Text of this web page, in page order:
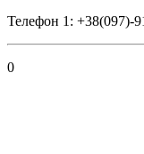
Телефон 1: +38(097)-
0